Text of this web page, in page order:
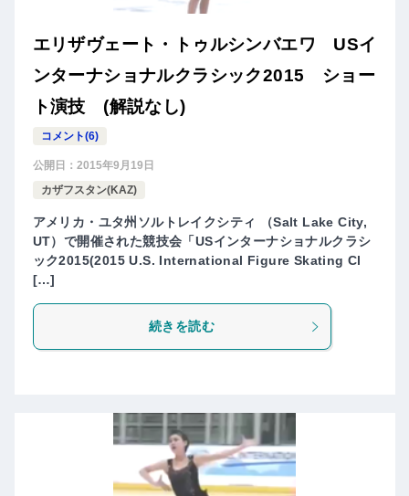
エリザヴェート・トゥルシンバエワ USイ
ンターナショナルクラシック2015 ショー
ト演技 (解説なし)
コメント(6)
公開日： 2015年9月19日
カザフスタン(KAZ)
アメリカ・ユタ州ソルトレイクシティ （Salt Lake City,
UT）で開催された競技会「USインターナショナルクラシ
ック2015(2015 U.S. International Figure Skating Cl
[…]
続きを読む